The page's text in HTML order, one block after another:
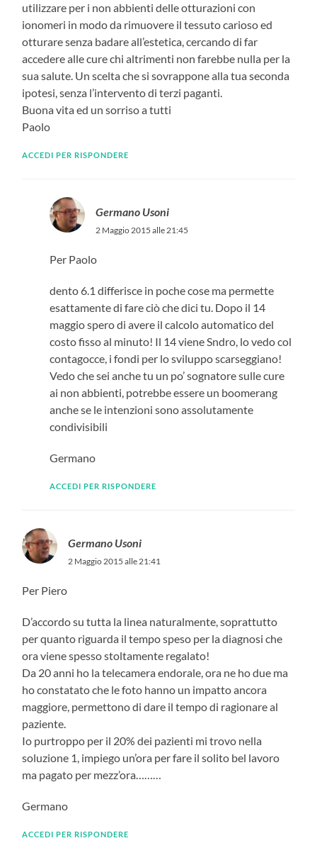
utilizzare per i non abbienti delle otturazioni con
ionomeri in modo da rimuovere il tessuto carioso ed
otturare senza badare all’estetica, cercando di far
accedere alle cure chi altrimenti non farebbe nulla per la
sua salute. Un scelta che si sovrappone alla tua seconda
ipotesi, senza l’intervento di terzi paganti.
Buona vita ed un sorriso a tutti
Paolo
ACCEDI PER RISPONDERE
Germano Usoni
2 Maggio 2015 alle 21:45
Per Paolo
dento 6.1 differisce in poche cose ma permette
esattamente di fare ciò che dici tu. Dopo il 14
maggio spero di avere il calcolo automatico del
costo fisso al minuto! Il 14 viene Sndro, lo vedo col
contagocce, i fondi per lo sviluppo scarseggiano!
Vedo che sei anche tu un po’ sognatore sulle cure
ai non abbienti, potrebbe essere un boomerang
anche se le intenzioni sono assolutamente
condivisibili
Germano
ACCEDI PER RISPONDERE
Germano Usoni
2 Maggio 2015 alle 21:41
Per Piero
D’accordo su tutta la linea naturalmente, soprattutto
per quanto riguarda il tempo speso per la diagnosi che
ora viene spesso stoltamente regalato!
Da 20 anni ho la telecamera endorale, ora ne ho due ma
ho constatato che le foto hanno un impatto ancora
maggiore, permettono di dare il tempo di ragionare al
paziente.
Io purtroppo per il 20% dei pazienti mi trovo nella
soluzione 1, impiego un’ora per fare il solito bel lavoro
ma pagato per mezz’ora………
Germano
ACCEDI PER RISPONDERE